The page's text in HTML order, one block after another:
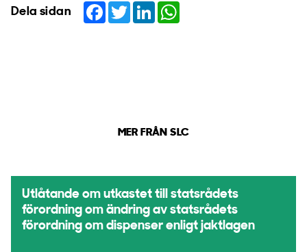
Dela sidan Facebook
TwitterLinkedIn
MER FRÅN SLC
Utlåtande om utkastet till statsrådets
förordning om ändring av statsrådets
förordning om dispenser enligt jaktlagen